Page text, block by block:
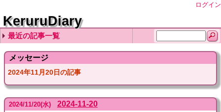
ログイン
KeruruDiary
最近の記事一覧
2026-08-06
2026-08-05
2026-08-04
2026-08-03
2026-08-02
メッセージ
2024年11月20日の記事
2024/11/20(水) 2024-11-20